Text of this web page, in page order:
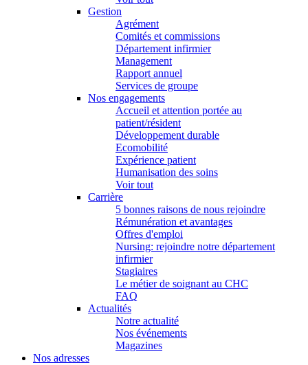
Gestion
Agrément
Comités et commissions
Département infirmier
Management
Rapport annuel
Services de groupe
Nos engagements
Accueil et attention portée au
patient/résident
Développement durable
Ecomobilité
Expérience patient
Humanisation des soins
Voir tout
Carrière
5 bonnes raisons de nous rejoindre
Rémunération et avantages
Offres d'emploi
Nursing: rejoindre notre département
infirmier
Stagiaires
Le métier de soignant au CHC
FAQ
Actualités
Notre actualité
Nos événements
Magazines
Nos adresses